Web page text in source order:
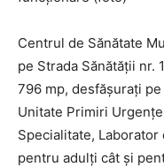
Centrul de Sănătate
pe Strada Sănătății nr.
796 mp, desfășurați
Unitate Primiri
Specialitate,
pentru adulți cât și